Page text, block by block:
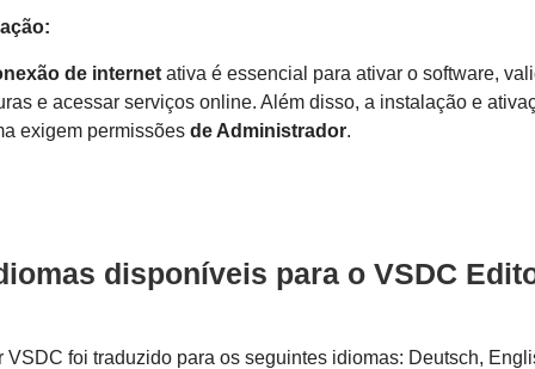
de internet ativa é essencial para ativar o software,
e acessar serviços online. Além disso, a instalação e
exigem permissões de Administrador.
disponíveis para o VSDC
VSDC foi traduzido para os seguintes idiomas: Deutsch,